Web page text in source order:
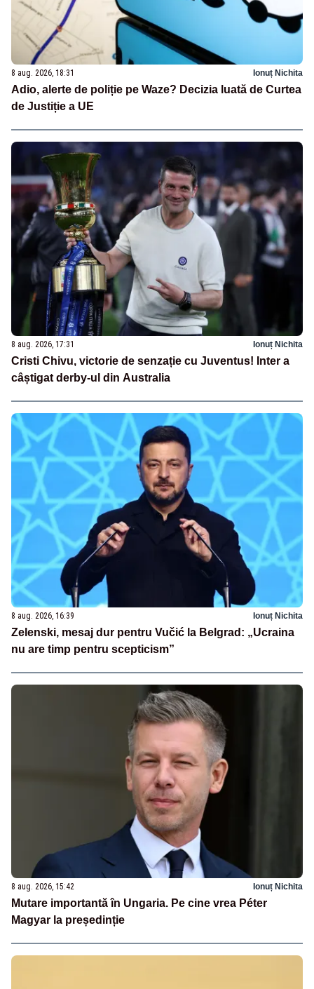
8 aug. 2026, 18:31 Ionuț Nichita
Adio, alerte de poliție pe Waze? Decizia luată de Curtea
de Justiție a UE
8 aug. 2026, 17:31 Ionuț Nichita
Cristi Chivu, victorie de senzație cu Juventus! Inter a
câștigat derby-ul din Australia
8 aug. 2026, 16:39 Ionuț Nichita
Zelenski, mesaj dur pentru Vučić la Belgrad: „Ucraina
nu are timp pentru scepticism”
8 aug. 2026, 15:42 Ionuț Nichita
Mutare importantă în Ungaria. Pe cine vrea Péter
Magyar la președinție